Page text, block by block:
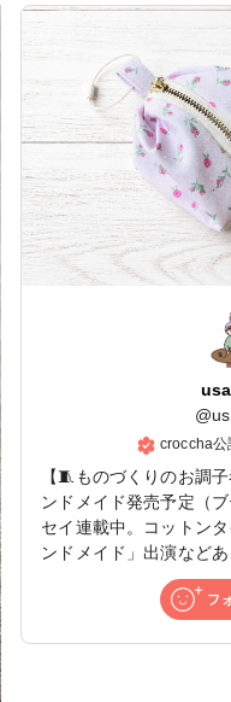
@
croccha公
【🧵ものづくりのお調
ンドメイド発売予定（
セイ連載中。コットン
ンドメイド」出演などあ